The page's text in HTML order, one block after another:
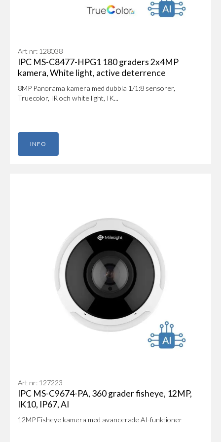
Art nr: 128038
IPC MS-C8477-HPG1 180 graders 2x4MP
kamera, White light, active deterrence
8MP Panorama kamera med dubbla 1/1:8 sensorer,
Truecolor, IR och white light, IK...
INFO
Art nr: 127223
IPC MS-C9674-PA, 360 grader fisheye, 12MP,
IK10, IP67, AI
12MP Fisheye kamera med avancerade AI-funktioner